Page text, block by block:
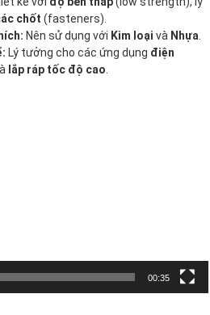
chốt (fasteners).
Nên sử dụng với Kim loại và Nhựa
Lý tưởng cho các ứng dụng điện
lắp ráp tốc độ cao
00:35